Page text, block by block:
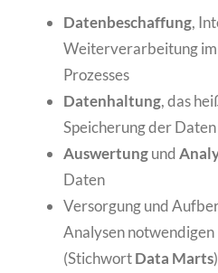
Datenbeschaffung,
Weiterverarbeitung im
Prozesses
Datenhaltung, das
Speicherung der
Auswertungund
Daten
Versorgung und
Analysen
(StichwortData Marts)